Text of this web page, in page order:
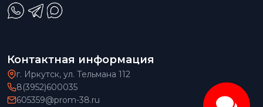
Контактная информация
г. Иркутск, ул. Тельмана 112
8(3952)600035
605359@prom-38.ru